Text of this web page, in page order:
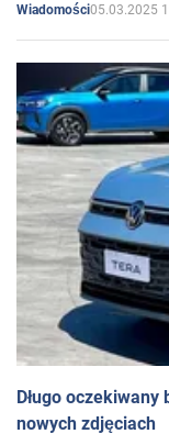
Wiadomości05.03.2025
Długo
nowych zdjęciach